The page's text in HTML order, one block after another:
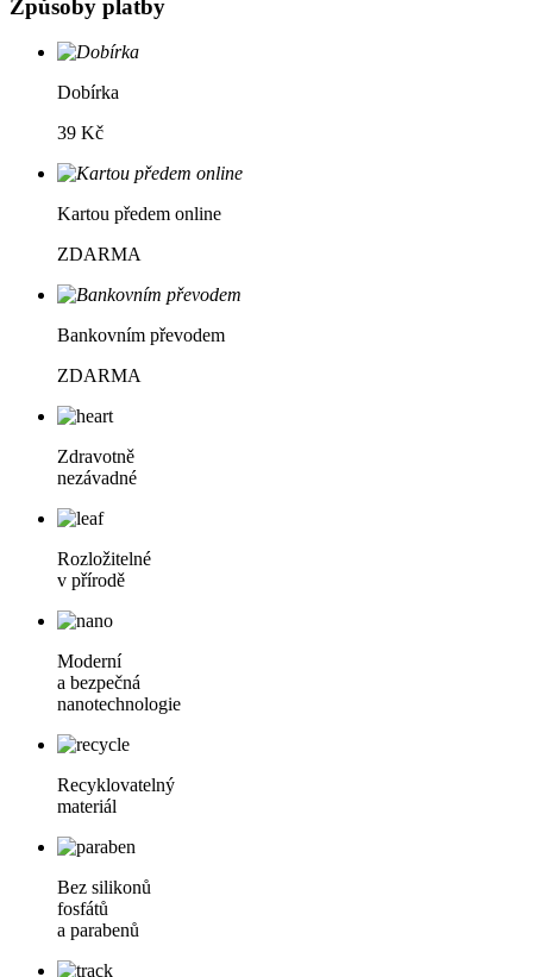
Způsoby platby
Dobírka
39 Kč
Kartou předem online
ZDARMA
Bankovním převodem
ZDARMA
Zdravotně
nezávadné
Rozložitelné
v přírodě
Moderní
a bezpečná
nanotechnologie
Recyklovatelný
materiál
Bez silikonů
fosfátů
a parabenů